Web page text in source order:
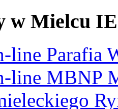
w Mielcu IE
line Parafia
line MBNP